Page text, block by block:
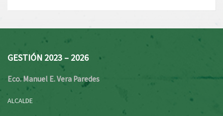
GESTIÓN 2023 – 2026
Eco. Manuel E. Vera Paredes
ALCALDE